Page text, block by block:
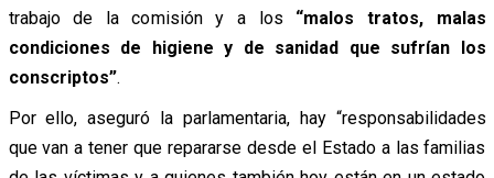
trabajo de la comisión y a los “malos tratos, malas
condiciones de higiene y de sanidad que sufrían los
conscriptos”.
Por ello, aseguró la parlamentaria, hay “responsabilidades
que van a tener que repararse desde el Estado a las familias